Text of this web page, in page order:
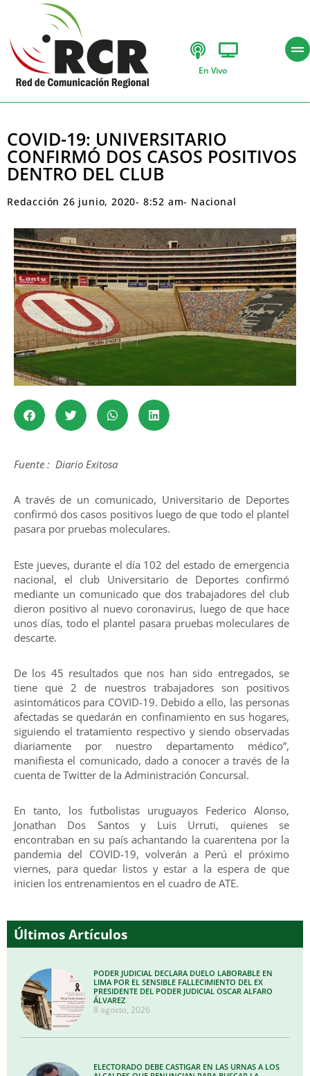
En Vivo
COVID-19: UNIVERSITARIO
CONFIRMÓ DOS CASOS POSITIVOS
DENTRO DEL CLUB
Redacción 26 junio, 2020- 8:52 am- Nacional
Fuente : Diario Exitosa
A través de un comunicado, Universitario de Deportes
confirmó dos casos positivos luego de que todo el plantel
pasara por pruebas moleculares.
Este jueves, durante el día 102 del estado de emergencia
nacional, el club Universitario de Deportes confirmó
mediante un comunicado que dos trabajadores del club
dieron positivo al nuevo coronavirus, luego de que hace
unos días, todo el plantel pasara pruebas moleculares de
descarte.
De los 45 resultados que nos han sido entregados, se
tiene que 2 de nuestros trabajadores son positivos
asintomáticos para COVID-19. Debido a ello, las personas
afectadas se quedarán en confinamiento en sus hogares,
siguiendo el tratamiento respectivo y siendo observadas
diariamente por nuestro departamento médico”,
manifiesta el comunicado, dado a conocer a través de la
cuenta de Twitter de la Administración Concursal.
En tanto, los futbolistas uruguayos Federico Alonso,
Jonathan Dos Santos y Luis Urruti, quienes se
encontraban en su país achantando la cuarentena por la
pandemia del COVID-19, volverán a Perú el próximo
viernes, para quedar listos y estar a la espera de que
inicien los entrenamientos en el cuadro de ATE.
Últimos Artículos
PODER JUDICIAL DECLARA DUELO LABORABLE EN
LIMA POR EL SENSIBLE FALLECIMIENTO DEL EX
PRESIDENTE DEL PODER JUDICIAL OSCAR ALFARO
ÁLVAREZ
8 agosto, 2026
ELECTORADO DEBE CASTIGAR EN LAS URNAS A LOS